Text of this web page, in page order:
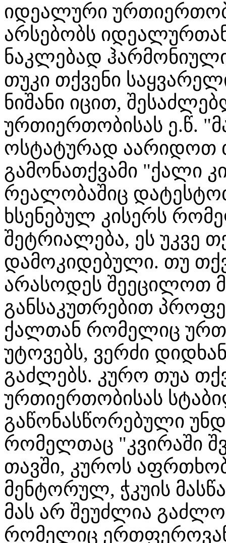
იდეალური
არსებობს
ნაკლებად ჰარმონიული
თუკი თქვენი
ნიშანი იცით,
ურთიერთობისას ე.წ.
ოსტატურად აარიდოთ
გამონათქვამი "ქალი
რეალობაშიც
ხსენებულ კისერს
შეტრიალება, ეს უკვე
დამოკიდებული. თუ
არასოდეს შეეცილოთ
განსაკუთრებით
ქალთან რომელიც
უტოვებს, ვერძი
გაძლებს. კურო თუა
ურთიერთობისას
გაწონასწორებული
რომელთაც "კვირაში
თავში, კუროს
მენტორულ, ჭკუის
მას არ შეუძლია
რომელიც